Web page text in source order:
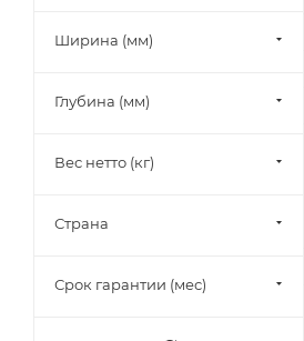
Ширина (мм)
Глубина (мм)
Вес нетто (кг)
Страна
Срок гарантии (мес)